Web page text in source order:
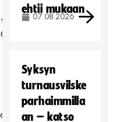
ehtii mukaan
07.08.2026
Syksyn
turnausvilske
parhaimmilla
an – katso